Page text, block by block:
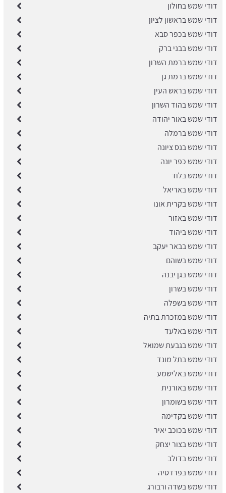
דודי שמש בחולון
דודי שמש בראשון לציון
דודי שמש בכפר סבא
דודי שמש בבני ברק
​דודי שמש ברמת השרון
דודי שמש ברמת גן
דודי שמש בראש העין
דודי שמש בהוד השרון
דודי שמש באור יהודה
​דודי שמש ברמלה
דודי שמש בנס ציונה
​דודי שמש כפר יונה
דודי שמש בלוד
דודי שמש באריאל
דודי שמש בקרית אונו
דודי שמש באזור
דודי שמש ביהוד
דודי שמש בבאר יעקב
דודי שמש בשוהם
דודי שמש בגן יבנה
דודי שמש בשרון
דודי שמש בשפלה
דודי שמש במזכרת בתיה
דודי שמש באלעד
דודי שמש בגבעת שמואל
דודי שמש בתל מונד
דודי שמש באלישמע
דודי שמש באורנית
דודי שמש בשומרון
דודי שמש בקדימה
דודי שמש בכוכב יאיר
דודי שמש בצור יצחק
דודי שמש בדולב
דודי שמש בפרדסיה
דודי שמש בשדה ורבורג